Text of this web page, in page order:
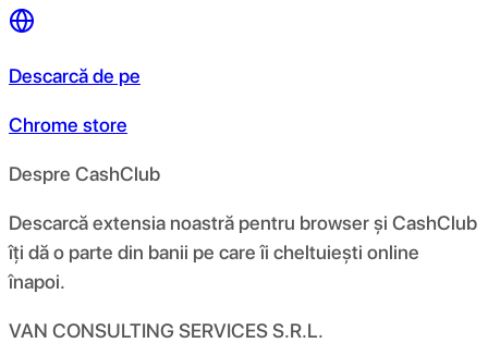
Descarcă de pe
Chrome store
Despre CashClub
Descarcă extensia noastră pentru browser și CashClub
îți dă o parte din banii pe care îi cheltuiești online
înapoi.
VAN CONSULTING SERVICES S.R.L.